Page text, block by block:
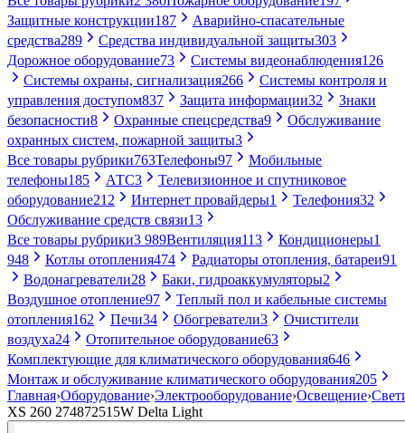
Защитные конструкции187
Аварийно-спасательные
средства289 Средства индивидуальной защиты303
Дорожное оборудование73 Системы видеонаблюдения126
Системы охраны, сигнализация266
Системы контроля и
управления доступом837 Защита информации32
Знаки
безопасности8 Охранные спецсредства9
Обслуживание
охранных систем, пожарной защиты3
Все товары рубрики763Телефоны97
Мобильные
телефоны185 АТС3
Телевизионное и спутниковое
оборудование212 Интернет провайдеры1 Телефония32
Обслуживание средств связи13
Все товары рубрики3 989Вентиляция113 Кондиционеры1
948
Котлы отопления474 Радиаторы отопления, батареи91
Водонагреватели28 Баки, гидроаккумуляторы2
Воздушное отопление97
Теплый пол и кабельные системы
отопления162 Печи34 Обогреватели3
Очистители
воздуха24 Отопительное оборудование63
Комплектующие для климатического оборудования646
Монтаж и обслуживание климатического оборудования205
Главная›Оборудование›Электрооборудование›Освещение›
XS 260 274872515W Delta Light